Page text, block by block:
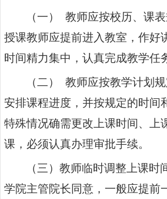
（一） 教师应按校历、课
授课教师应提前进入教室，作好
时间精力集中，认真完成教学任
（二） 教师应按教学计划
安排课程进度，并按规定的时间
特殊情况确需更改上课时间、上
课，必须认真办理审批手续。
（三）教师临时调整上课时
学院主管院长同意，一般应提前